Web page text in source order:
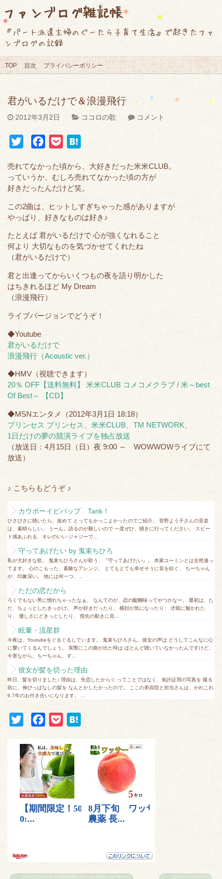
ファンブログ雑記帳
『パート派遣主婦のぐーたら子育て生活』で起きたファ
ンブログの記録
TOP 目次 プライバシーポリシー
君がいるだけで＆浪漫飛行
2012年3月2日 ココロの歌 コメント
i
t
e
c
e
k
c
k
e
a
売れてなかった頃から、大好きだった米米CLUB。
っていうか、むしろ売れてなかった頃の方が
好きだったんだけど笑。
この2曲は、ヒットしすぎちゃった感がありますが
やっぱり、好きなものは好き♪
たとえば 君がいるだけで 心が強くなれること
何より 大切なものを気づかせてくれたね
（君がいるだけで）
君と出逢ってからいくつもの夜を語り明かした
はちきれるほど My Dream
（浪漫飛行）
ライブバージョンでどうぞ！
◆Youtube
君がいるだけで
浪漫飛行（Acoustic ver.）
◆HMV（視聴できます）
20％ OFF【送料無料】 米米CLUB コメコメクラブ / 米～best
Of Best～ 【CD】
◆MSNエンタメ（2012年3月1日 18:18）
プリンセス プリンセス、米米CLUB、TM NETWORK、
1日だけの夢の競演ライブを独占放送
（放送日：4月15日（日）夜 9:00 ～ WOWWOWライブにて
放送）
♪ こちらもどうぞ ♪
カウボーイビバップ Tank！
ひさびさに聴いたら、改めて とってもかっこよかったのでご紹介。 菅野よう子さんの音楽
は、素晴らしい。 うーん。語るのが難しいので 一度ぜひ、聴きに行ってください。 スピー
ド感あふれる、キレのいい ジャジーで...
守ってあげたい by 鬼束ちひろ
私が大好きな歌。 鬼束ちひろさんが歌う、『守ってあげたい』。 本家ユーミンとは全然違っ
てます。 心のこもった、素敵なアレンジ。 とてもとても幸せそうに音を紡ぐ、 ちーちゃん
が、印象深い。 他には何一つ、...
ただの恋だから
ろくでもない男に惚れちゃったなぁ、 なんてのが、恋の醍醐味ってやつかなー。 最初は、た
だ、ちょっとしたきっかけ。 声が好きだったり、 横顔が気になったり、 才能に魅かれた
り、 優しさにどきっとしたり、 指先の動きに見...
眩暈・流星群
今夜は、Youtubeをぐるぐるしています。 鬼束ちひろさん。彼女の声は どうしてこんなに心
に響いてくるんでしょう。 実際にこの曲が出た時は ほとんど聴いていなかったんですけど。
今更ながら。ちーちゃん、す...
彼女が髪を切った理由
昨日、髪を切りました♪ 理由は、失恋したから☆ ってことではなく、免許証用の写真を 撮る
前に、伸びっぱなしの髪を なんとかしたかったので。 ここの美容院と担当さんは、かれこれ
6,7年のお付き合いになります。 ...
i
t
t
e
r
c
e
b
o
o
c
k
e
t